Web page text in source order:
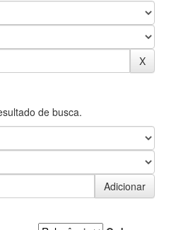
de busca.